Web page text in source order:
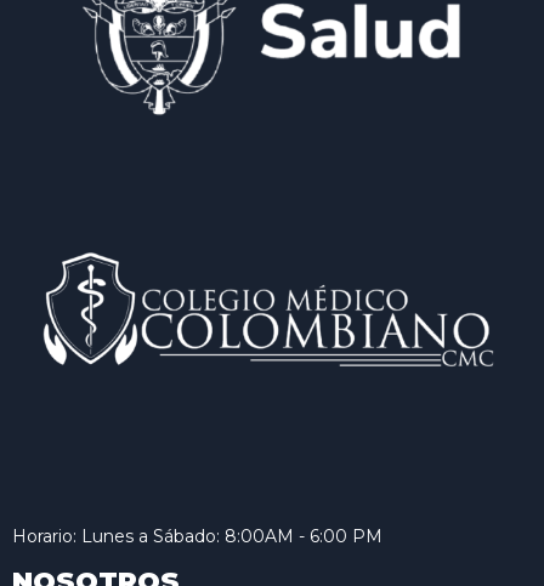
Horario: Lunes a Sábado: 8:00AM - 6:00 PM